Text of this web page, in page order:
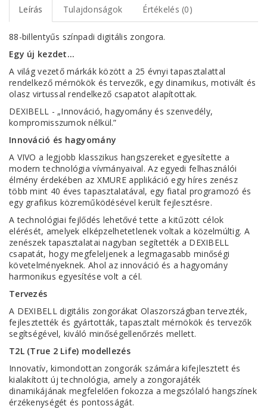
Leírás Tulajdonságok Értékelés (0)
88-billentyűs színpadi digitális zongora.
Egy új kezdet...
A világ vezető márkák között a 25 évnyi tapasztalattal
rendelkező mérnökök és tervezők, egy dinamikus, motivált és
olasz virtussal rendelkező csapatot alapítottak.
DEXIBELL - „Innováció, hagyomány és szenvedély,
kompromisszumok nélkül.”
Innováció és hagyomány
A VIVO a legjobb klasszikus hangszereket egyesítette a
modern technológia vívmányaival. Az egyedi felhasználói
élmény érdekében az XMURE applikáció egy híres zenész
több mint 40 éves tapasztalatával, egy fiatal programozó és
egy grafikus közreműködésével került fejlesztésre.
A technológiai fejlődés lehetővé tette a kitűzött célok
elérését, amelyek elképzelhetetlenek voltak a közelmúltig. A
zenészek tapasztalatai nagyban segítették a DEXIBELL
csapatát, hogy megfeleljenek a legmagasabb minőségi
követelményeknek. Ahol az innováció és a hagyomány
harmonikus egyesítése volt a cél.
Tervezés
A DEXIBELL digitális zongorákat Olaszországban tervezték,
fejlesztették és gyártották, tapasztalt mérnökök és tervezők
segítségével, kiváló minőségellenőrzés mellett.
T2L (True 2 Life) modellezés
Innovatív, kimondottan zongorák számára kifejlesztett és
kialakított új technológia, amely a zongorajáték
dinamikájának megfelelően fokozza a megszólaló hangszínek
érzékenységét és pontosságát.